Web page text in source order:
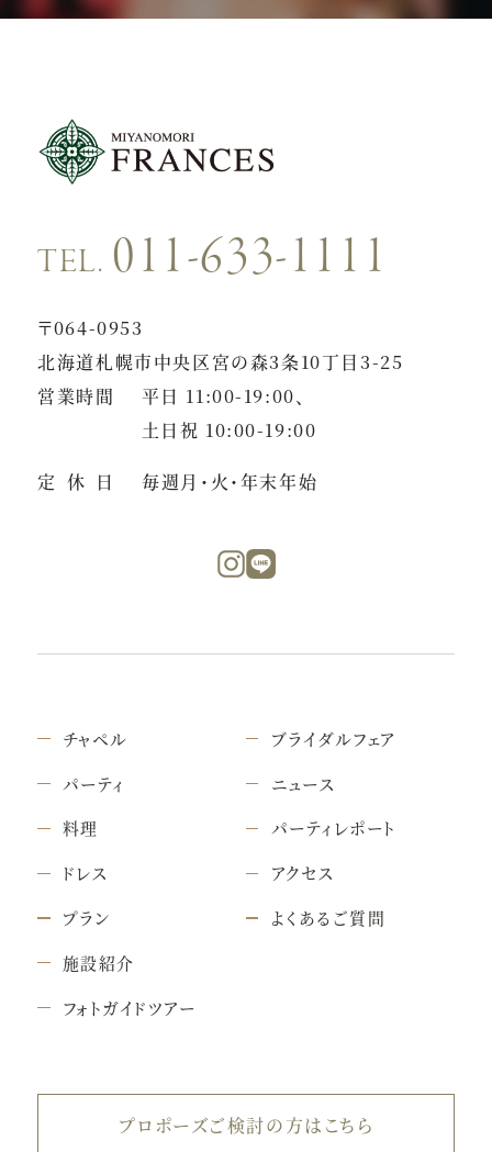
TEL. 011-633-1111
〒064-0953
北海道札幌市中央区宮の森3条10丁目3-25
営業時間
平日 11:00-19:00、
土日祝 10:00-19:00
定休日 毎週月・火・年末年始
チャペル
パーティ
料理
ドレス
プラン
施設紹介
フォトガイドツアー
ブライダルフェア
ニュース
パーティレポート
アクセス
よくあるご質問
プロポーズご検討の方はこちら